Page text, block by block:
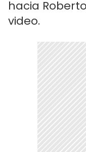
hacia
video.